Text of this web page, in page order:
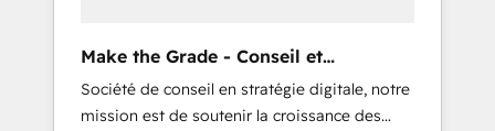
objectifs d’entreprise. Grâce à une
méthodologie éprouvée auprès de plus de
400 clients, nous comprenons rapidement
Make the Grade - Conseil et
intégrateur HubSpot
Société de conseil en stratégie digitale, notre
mission est de soutenir la croissance des